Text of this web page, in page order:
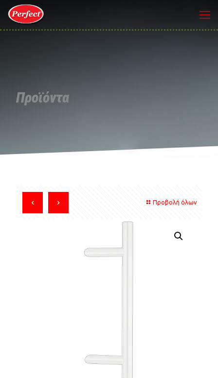
Προϊόντα
Προβολή όλων